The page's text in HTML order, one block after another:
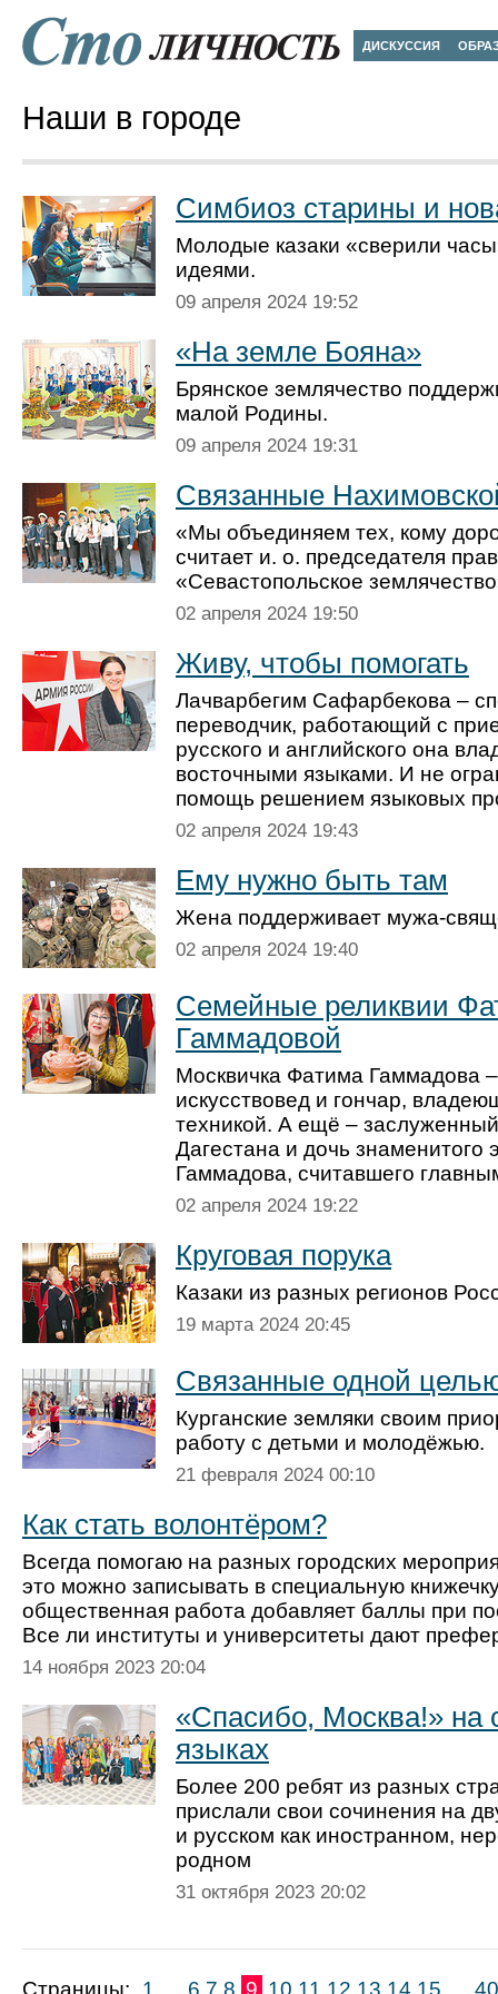
ДИСКУССИЯ
Наши в городе
Симбиоз старины и
Молодые казаки «сверили
идеями.
09 апреля 2024 19:52
«На земле Бояна»
Брянское землячество
малой Родины.
09 апреля 2024 19:31
Связанные
«Мы объединяем тех, кому
считает и. о. председателя
«Севастопольское
02 апреля 2024 19:50
Живу, чтобы помогать
Лачварбегим Сафарбекова –
переводчик, работающий с
русского и английского она
восточными языками. И не
помощь решением языковых
02 апреля 2024 19:43
Ему нужно быть там
Жена поддерживает мужа-
02 апреля 2024 19:40
Семейные реликвии
Гаммадовой
Москвичка Фатима Гаммадова
искусствовед и гончар,
техникой. А ещё –
Дагестана и дочь знаменитого
Гаммадова, считавшего
02 апреля 2024 19:22
Круговая порука
Казаки из разных регионов
19 марта 2024 20:45
Связанные одной
Курганские земляки своим
работу с детьми и молодёжью.
21 февраля 2024 00:10
Как стать волонтёром?
Всегда помогаю на разных городских
это можно записывать в специальную
общественная работа добавляет баллы при
Все ли институты и университеты дают
14 ноября 2023 20:04
«Спасибо, Москва!» на
языках
Более 200 ребят из разных
прислали свои сочинения на
и русском как иностранном,
родном
31 октября 2023 20:02
Страницы: 1 6 7 8 9 10 11 12 13 14 15 40